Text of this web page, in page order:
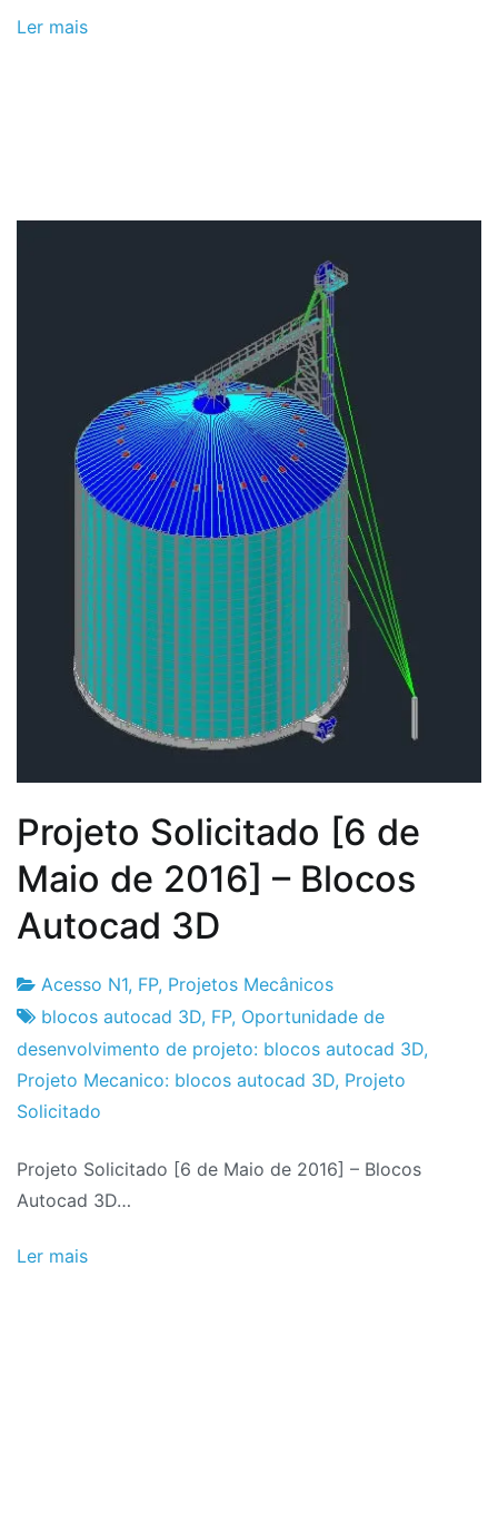
Ler mais
Projeto Solicitado [6 de
Maio de 2016] – Blocos
Autocad 3D
Fabrica
do
Projeto
6
de
Maio
de
Acesso N1, FP, Projetos Mecânicos
blocos autocad 3D, FP, Oportunidade de
desenvolvimento de projeto: blocos autocad 3D,
Projeto Mecanico: blocos autocad 3D, Projeto
Solicitado
Projeto Solicitado [6 de Maio de 2016] – Blocos
Autocad 3D…
Ler mais